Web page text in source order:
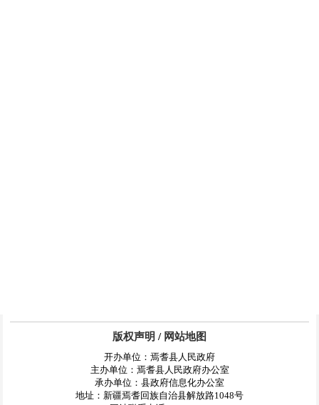
版权声明 / 网站地图
开办单位：焉耆县人民政府
主办单位：焉耆县人民政府办公室
承办单位：县政府信息化办公室
地址：新疆焉耆回族自治县解放路1048号